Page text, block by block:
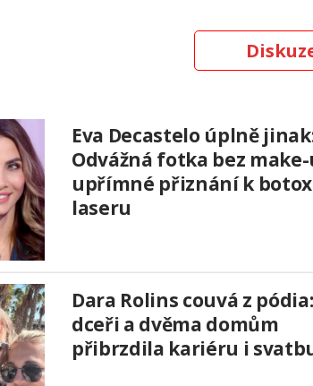
Eva Decastelo úplně
Odvážná fotka bez
upřímné přiznání k
laseru
Dara Rolins couvá z
dceři a dvěma domům
přibrzdila kariéru i